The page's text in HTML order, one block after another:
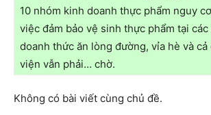
10 nhóm kinh doanh thực phẩm nguy
việc đảm bảo vệ sinh thực phẩm tại
doanh thức ăn lòng đường, vỉa hè và
viện vẫn phải… chờ.
Không có bài viết cùng chủ đề.